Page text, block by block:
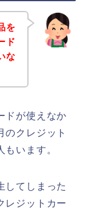
を
ド
な
ドが使えなか
のクレジット
います。
してしまった
レジットカー